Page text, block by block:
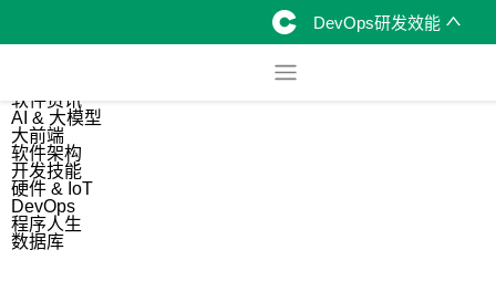
DevOps研发效能
软件资讯
AI & 大模型
大前端
软件架构
开发技能
硬件 & IoT
DevOps
程序人生
数据库